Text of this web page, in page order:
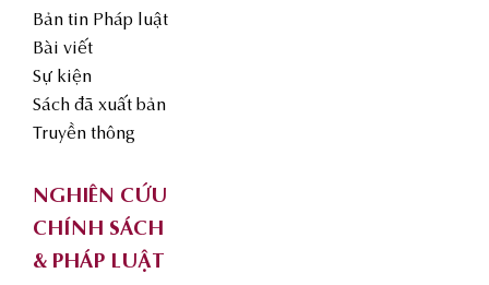
Bản tin Pháp luật
Bài viết
Sự kiện
Sách đã xuất bản
Truyền thông
NGHIÊN CỨU
CHÍNH SÁCH
& PHÁP LUẬT